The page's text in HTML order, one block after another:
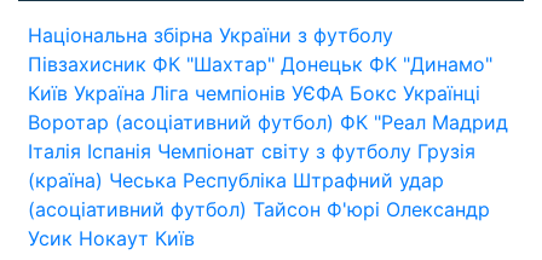
Національна збірна України з футболу
Півзахисник ФК "Шахтар" Донецьк ФК "Динамо"
Київ Україна Ліга чемпіонів УЄФА Бокс Українці
Воротар (асоціативний футбол) ФК "Реал Мадрид
Італія Іспанія Чемпіонат світу з футболу Грузія
(країна) Чеська Республіка Штрафний удар
(асоціативний футбол) Тайсон Ф'юрі Олександр
Усик Нокаут Київ